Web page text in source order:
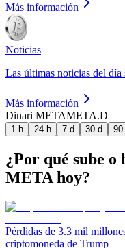
Más información
Noticias
Las últimas noticias del día
Más información
Dinari METAMETA.D
1 h 24 h 7 d 30 d 90
¿Por qué sube
META hoy?
Pérdidas de 3.3 mil
criptomoneda de Trump